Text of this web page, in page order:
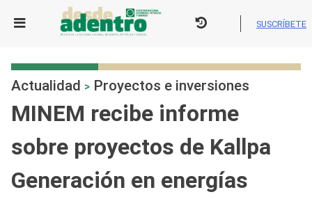
SUSCRÍBETE
Actualidad > Proyectos e inversiones
MINEM recibe informe
sobre proyectos de Kallpa
Generación en energías